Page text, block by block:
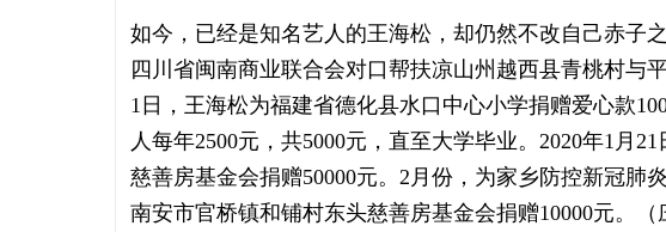
如今，已经是知名艺人的王海松，却仍然不改自己赤子
四川省闽南商业联合会对口帮扶凉山州越西县青桃村与
1日，王海松为福建省德化县水口中心小学捐赠爱心款
人每年2500元，共5000元，直至大学毕业。2020年1月
慈善房基金会捐赠50000元。2月份，为家乡防控新冠肺
南安市官桥镇和铺村东头慈善房基金会捐赠10000元。（